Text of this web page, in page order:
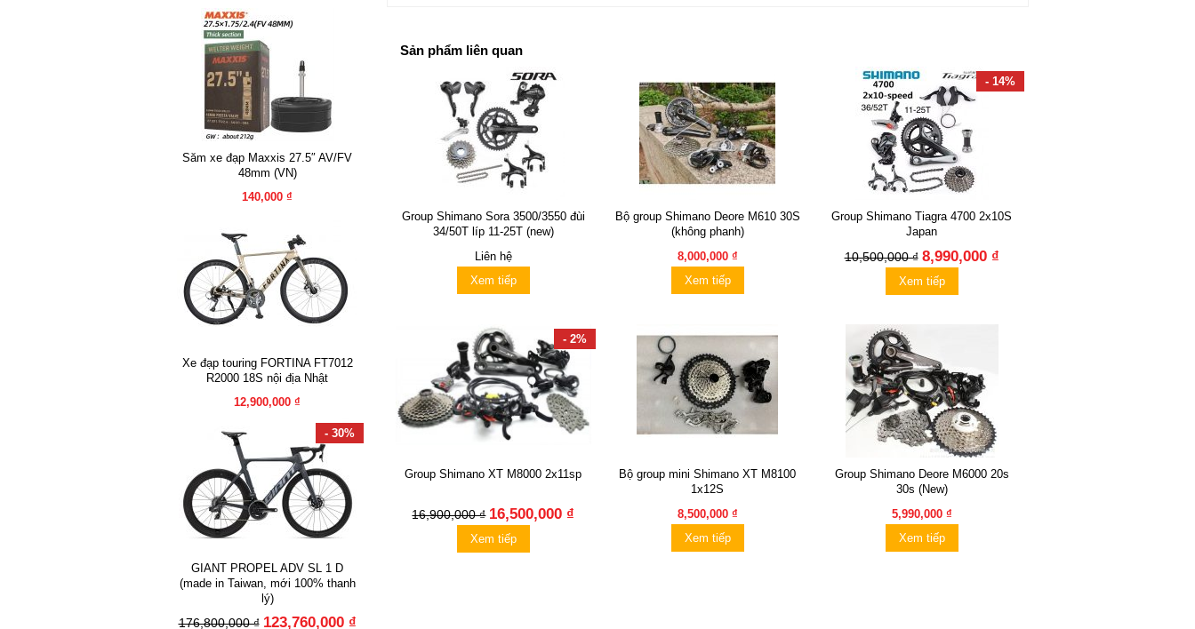
Săm xe đạp Maxxis 27.5″ AV/FV
48mm (VN)
140,000 ₫
Xe đạp touring FORTINA FT7012
R2000 18S nội địa Nhật
12,900,000 ₫
- 30%
GIANT PROPEL ADV SL 1 D
(made in Taiwan, mới 100% thanh
lý)
176,800,000 ₫ 123,760,000 ₫
Sản phẩm liên quan
Group Shimano Sora 3500/3550 đùi
34/50T líp 11-25T (new)
Liên hệ
Xem tiếp
Bộ group Shimano Deore M610 30S
(không phanh)
8,000,000 ₫
Xem tiếp
- 14%
Group Shimano Tiagra 4700 2x10S
Japan
10,500,000 ₫ 8,990,000 ₫
Xem tiếp
- 2%
Group Shimano XT M8000 2x11sp
16,900,000 ₫ 16,500,000 ₫
Xem tiếp
Bộ group mini Shimano XT M8100
1x12S
8,500,000 ₫
Xem tiếp
Group Shimano Deore M6000 20s
30s (New)
5,990,000 ₫
Xem tiếp